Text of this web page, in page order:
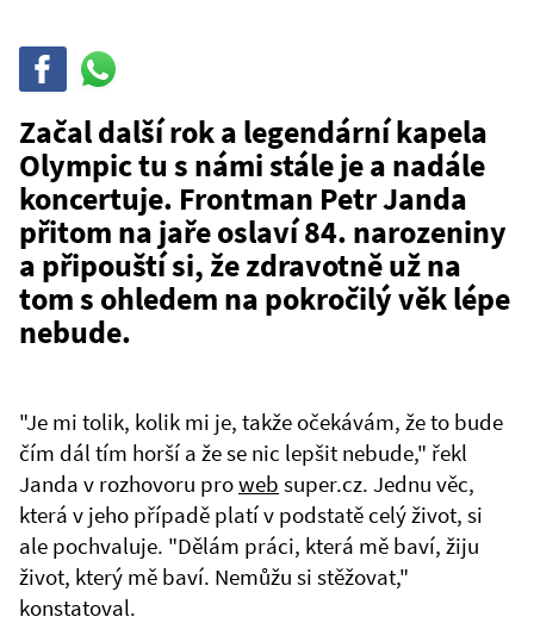
Sdílej
WhatsAppu
Začal další rok a legendární kapela
Olympic tu s námi stále je a nadále
koncertuje. Frontman Petr Janda
přitom na jaře oslaví 84. narozeniny
a připouští si, že zdravotně už na
tom s ohledem na pokročilý věk lépe
nebude.
"Je mi tolik, kolik mi je, takže očekávám, že to bude
čím dál tím horší a že se nic lepšit nebude," řekl
Janda v rozhovoru proweb super.cz. Jednu věc,
která v jeho případě platí v podstatě celý život, si
ale pochvaluje. "Dělám práci, která mě baví, žiju
život, který mě baví. Nemůžu si stěžovat,"
konstatoval.